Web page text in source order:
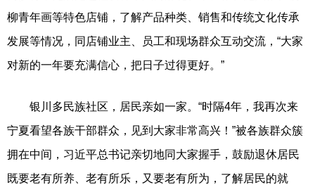
柳青年画等特色店铺，了解产品种类、销售和传统文化传承
发展等情况，同店铺业主、员工和现场群众互动交流，“大家
对新的一年要充满信心，把日子过得更好。”
银川多民族社区，居民亲如一家。“时隔4年，我再次来
宁夏看望各族干部群众，见到大家非常高兴！”被各族群众簇
拥在中间，习近平总书记亲切地同大家握手，鼓励退休居民
既要老有所养、老有所乐，又要老有所为，了解居民的就